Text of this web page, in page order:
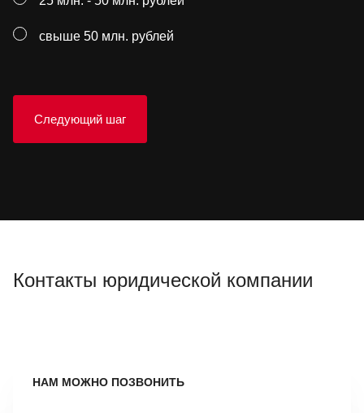
свыше 50 млн. рублей
Следующий шаг
Контакты юридической компании
НАМ МОЖНО ПОЗВОНИТЬ